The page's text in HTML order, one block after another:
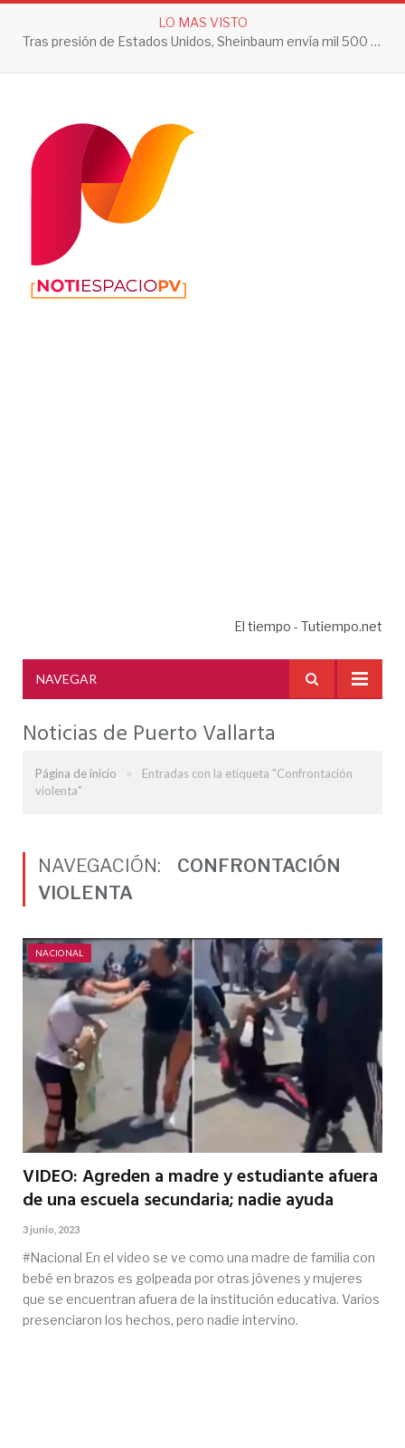
LO MAS VISTO
Tras presión de Estados Unidos, Sheinbaum envía mil 500 soldados a Michoacán
El tiempo - Tutiempo.net
NAVEGAR
Noticias de Puerto Vallarta
Página de inicio »
Entradas con la etiqueta "Confrontación
violenta"
NAVEGACIÓN:
CONFRONTACIÓN
VIOLENTA
NACIONAL
VIDEO: Agreden a madre y estudiante afuera
de una escuela secundaria; nadie ayuda
3 junio, 2023
#Nacional En el video se ve como una madre de familia con
bebé en brazos es golpeada por otras jóvenes y mujeres
que se encuentran afuera de la institución educativa. Varios
presenciaron los hechos, pero nadie intervino.